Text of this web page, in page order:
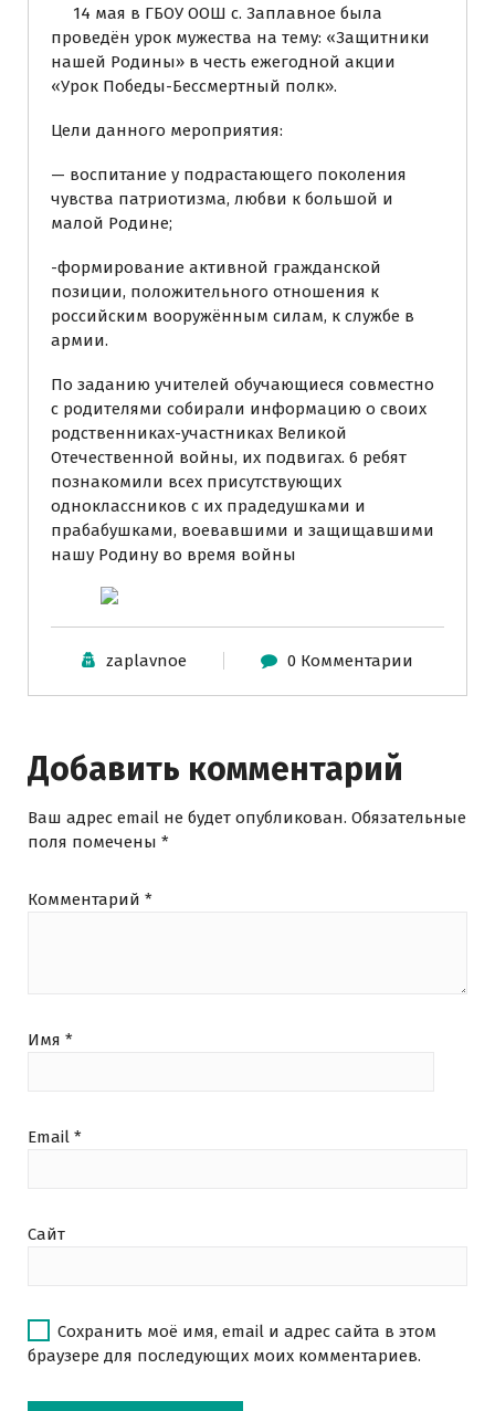
14 мая в ГБОУ ООШ с. Заплавное была
проведён урок мужества на тему: «Защитники
нашей Родины» в честь ежегодной акции
«Урок Победы-Бессмертный полк».
Цели данного мероприятия:
— воспитание у подрастающего поколения
чувства патриотизма, любви к большой и
малой Родине;
-формирование активной гражданской
позиции, положительного отношения к
российским вооружённым силам, к службе в
армии.
По заданию учителей обучающиеся совместно
с родителями собирали информацию о своих
родственниках-участниках Великой
Отечественной войны, их подвигах. 6 ребят
познакомили всех присутствующих
одноклассников с их прадедушками и
прабабушками, воевавшими и защищавшими
нашу Родину во время войны
zaplavnoe 0 Комментарии
Добавить комментарий
Ваш адрес email не будет опубликован. Обязательные
поля помечены *
Комментарий *
Имя *
Email *
Сайт
Сохранить моё имя, email и адрес сайта в этом
браузере для последующих моих комментариев.